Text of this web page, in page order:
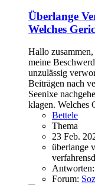
Überlange
Welches
Hallo
meine
unzulässig
Beiträgen nach
Seenixe
klagen. Welches
Bettele
Thema
23 Feb.
überlange
Forum: